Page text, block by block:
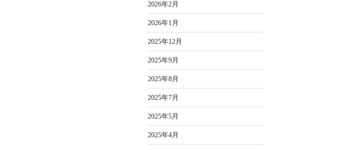
2026年2月
2026年1月
2025年12月
2025年9月
2025年8月
2025年7月
2025年5月
2025年4月